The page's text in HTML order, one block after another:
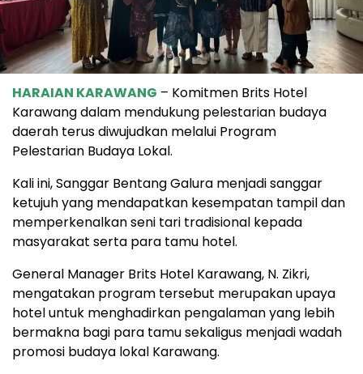
HARAIAN KARAWANG – Komitmen Brits Hotel
Karawang dalam mendukung pelestarian budaya
daerah terus diwujudkan melalui Program
Pelestarian Budaya Lokal.
Kali ini, Sanggar Bentang Galura menjadi sanggar
ketujuh yang mendapatkan kesempatan tampil dan
memperkenalkan seni tari tradisional kepada
masyarakat serta para tamu hotel.
General Manager Brits Hotel Karawang, N. Zikri,
mengatakan program tersebut merupakan upaya
hotel untuk menghadirkan pengalaman yang lebih
bermakna bagi para tamu sekaligus menjadi wadah
promosi budaya lokal Karawang.